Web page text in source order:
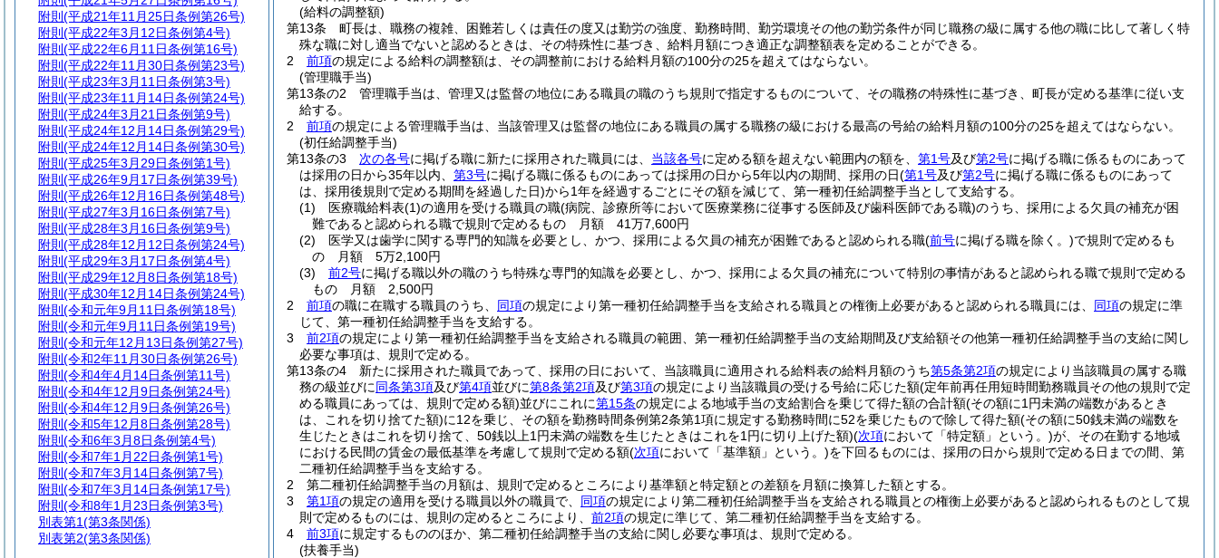
(給料の調整額)
第13条
町長は、職務の複雑、困難若しくは責任の度又は勤労の強度、勤務時間、勤労環境その他の勤労条件が同じ職務の級に属する他の職に比して著しく特
殊な職に対し適当でないと認めるときは、その特殊性に基づき、給料月額につき適正な調整額表を定めることができる。
2
前項の規定による給料の調整額は、その調整前における給料月額の100分の25を超えてはならない。
(管理職手当)
第13条の2
管理職手当は、管理又は監督の地位にある職員の職のうち規則で指定するものについて、その職務の特殊性に基づき、町長が定める基準に従い支
給する。
2
前項の規定による管理職手当は、当該管理又は監督の地位にある職員の属する職務の級における最高の号給の給料月額の100分の25を超えてはならない。
(初任給調整手当)
第13条の3
次の各号に掲げる職に新たに採用された職員には、 当該各号に定める額を超えない範囲内の額を、 第1号及び第2号に掲げる職に係るものにあって
は採用の日から35年以内、 第3号に掲げる職に係るものにあっては採用の日から5年以内の期間、採用の日(第1号及び第2号に掲げる職に係るものにあって
は、採用後規則で定める期間を経過した日)から1年を経過するごとにその額を減じて、第一種初任給調整手当として支給する。
(1)
医療職給料表(1)の適用を受ける職員の職(病院、診療所等において医療業務に従事する医師及び歯科医師である職)のうち、採用による欠員の補充が困
難であると認められる職で規則で定めるもの 月額 41万7,600円
(2)
医学又は歯学に関する専門的知識を必要とし、かつ、採用による欠員の補充が困難であると認められる職(前号に掲げる職を除く。)で規則で定めるも
の 月額 5万2,100円
(3)
前2号に掲げる職以外の職のうち特殊な専門的知識を必要とし、かつ、採用による欠員の補充について特別の事情があると認められる職で規則で定める
もの 月額 2,500円
2
前項の職に在職する職員のうち、 同項の規定により第一種初任給調整手当を支給される職員との権衡上必要があると認められる職員には、 同項の規定に準
じて、第一種初任給調整手当を支給する。
3
前2項の規定により第一種初任給調整手当を支給される職員の範囲、第一種初任給調整手当の支給期間及び支給額その他第一種初任給調整手当の支給に関し
必要な事項は、規則で定める。
第13条の4
新たに採用された職員であって、採用の日において、当該職員に適用される給料表の給料月額のうち第5条第2項の規定により当該職員の属する職
務の級並びに同条第3項及び第4項並びに第8条第2項及び第3項の規定により当該職員の受ける号給に応じた額(定年前再任用短時間勤務職員その他の規則で定
める職員にあっては、規則で定める額)並びにこれに第15条の規定による地域手当の支給割合を乗じて得た額の合計額(その額に1円未満の端数があるとき
は、これを切り捨てた額)に12を乗じ、その額を勤務時間条例第2条第1項に規定する勤務時間に52を乗じたもので除して得た額(その額に50銭未満の端数を
生じたときはこれを切り捨て、50銭以上1円未満の端数を生じたときはこれを1円に切り上げた額)(次項において「特定額」という。)が、その在勤する地域
における民間の賃金の最低基準を考慮して規則で定める額(次項において「基準額」という。)を下回るものには、採用の日から規則で定める日までの間、第
二種初任給調整手当を支給する。
2
第二種初任給調整手当の月額は、規則で定めるところにより基準額と特定額との差額を月額に換算した額とする。
3
第1項の規定の適用を受ける職員以外の職員で、 同項の規定により第二種初任給調整手当を支給される職員との権衡上必要があると認められるものとして規
則で定めるものには、規則の定めるところにより、 前2項の規定に準じて、第二種初任給調整手当を支給する。
4
前3項に規定するもののほか、第二種初任給調整手当の支給に関し必要な事項は、規則で定める。
(扶養手当)
附則 (平成21年11月25日条例第26号)
附則 (平成22年3月12日条例第4号)
附則 (平成22年6月11日条例第16号)
附則 (平成22年11月30日条例第23号)
附則 (平成23年3月11日条例第3号)
附則 (平成23年11月14日条例第24号)
附則 (平成24年3月21日条例第9号)
附則 (平成24年12月14日条例第29号)
附則 (平成24年12月14日条例第30号)
附則 (平成25年3月29日条例第1号)
附則 (平成26年9月17日条例第39号)
附則 (平成26年12月16日条例第48号)
附則 (平成27年3月16日条例第7号)
附則 (平成28年3月16日条例第9号)
附則 (平成28年12月12日条例第24号)
附則 (平成29年3月17日条例第4号)
附則 (平成29年12月8日条例第18号)
附則 (平成30年12月14日条例第24号)
附則 (令和元年9月11日条例第18号)
附則 (令和元年9月11日条例第19号)
附則 (令和元年12月13日条例第27号)
附則 (令和2年11月30日条例第26号)
附則 (令和4年4月14日条例第11号)
附則 (令和4年12月9日条例第24号)
附則 (令和4年12月9日条例第26号)
附則 (令和5年12月8日条例第28号)
附則 (令和6年3月8日条例第4号)
附則 (令和7年1月22日条例第1号)
附則 (令和7年3月14日条例第7号)
附則 (令和7年3月14日条例第17号)
附則 (令和8年1月23日条例第3号)
別表第1(第3条関係)
別表第2(第3条関係)